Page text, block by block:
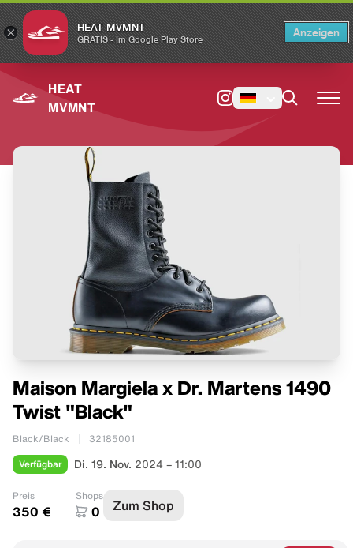
× HEAT MVMNT
GRATIS - Im Google Play Store
Anzeigen
HEAT
MVMNT
Maison Margiela x Dr. Martens 1490
Twist "Black"
Black/Black 32185001
Verfügbar Di. 19. Nov. 2024 – 11:00
Preis
350 €
Shops
0 Zum Shop
Switch to the English version? Switch ×